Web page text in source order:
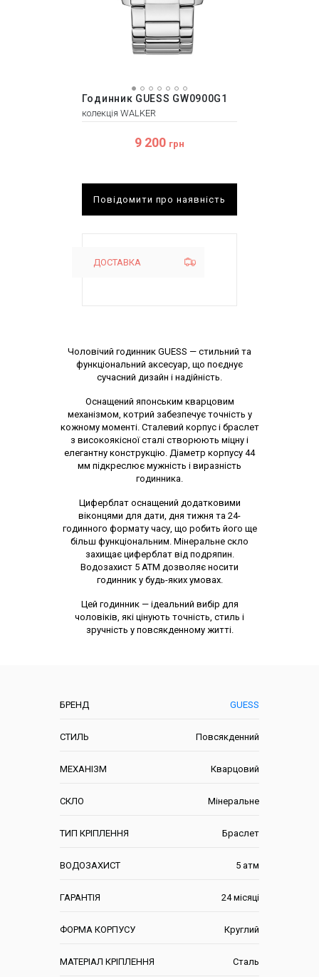
Годинник GUESS GW0900G1
колекція WALKER
9 200 грн
Повідомити про наявність
ДОСТАВКА
БРЕНД GUESS
СТИЛЬ Повсякденний
МЕХАНІЗМ Кварцовий
СКЛО Мінеральне
ТИП КРІПЛЕННЯ Браслет
ВОДОЗАХИСТ 5 атм
ГАРАНТІЯ 24 місяці
ФОРМА КОРПУСУ Круглий
МАТЕРІАЛ КРІПЛЕННЯ Сталь
Опис товару
Чоловічий годинник GUESS — стильний та
функціональний аксесуар, що поєднує
сучасний дизайн і надійність.
Оснащений японським кварцовим
механізмом, котрий забезпечує точність у
кожному моменті. Сталевий корпус і браслет
з високоякісної сталі створюють міцну і
елегантну конструкцію. Діаметр корпусу 44
мм підкреслює мужність і виразність
годинника.
Циферблат оснащений додатковими
віконцями для дати, дня тижня та 24-
годинного формату часу, що робить його ще
більш функціональним. Мінеральне скло
захищає циферблат від подряпин.
Водозахист 5 АТМ дозволяє носити
годинник у будь-яких умовах.
Цей годинник — ідеальний вибір для
чоловіків, які цінують точність, стиль і
зручність у повсякденному житті.